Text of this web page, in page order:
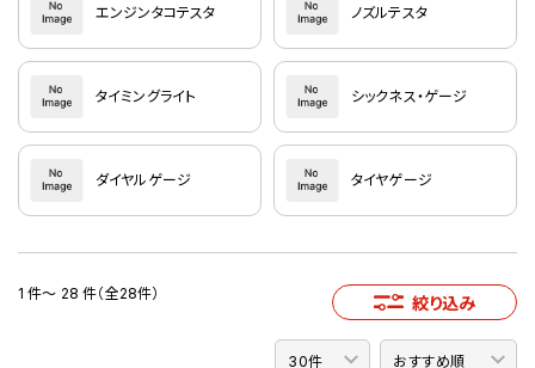
エンジンタコテスタ ノズルテスタ
タイミングライト シックネス・ゲージ
ダイヤルゲージ タイヤゲージ
1 件～ 28 件（全28件） 絞り込み